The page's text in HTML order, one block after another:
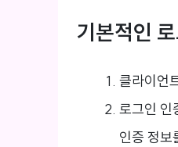
기본적인
클라이언
로그인
인증 정보